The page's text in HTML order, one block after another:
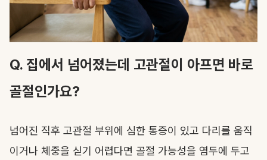
Q. 집에서 넘어졌는데 고관절이 아프면 바로
골절인가요?
넘어진 직후 고관절 부위에 심한 통증이 있고 다리를 움직
이거나 체중을 싣기 어렵다면 골절 가능성을 염두에 두고